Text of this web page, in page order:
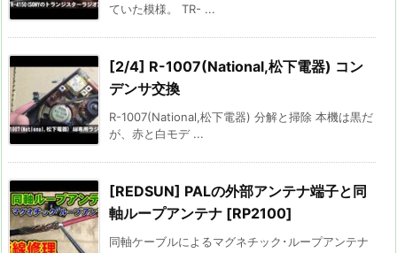
ていた模様。 TR- ...
[2/4] R-1007(National,松下電器) コン
デンサ交換
R-1007(National,松下電器) 分解と掃除 本機は黒だ
が、赤と白モデ ...
[REDSUN] PALの外部アンテナ端子と同
軸ループアンテナ [RP2100]
同軸ケーブルによるマグネチック･ループアンテナ